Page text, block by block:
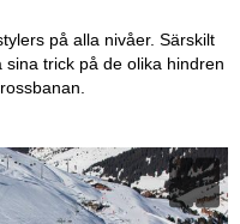
på alla nivåer. Särskilt
trick på de olika hindren